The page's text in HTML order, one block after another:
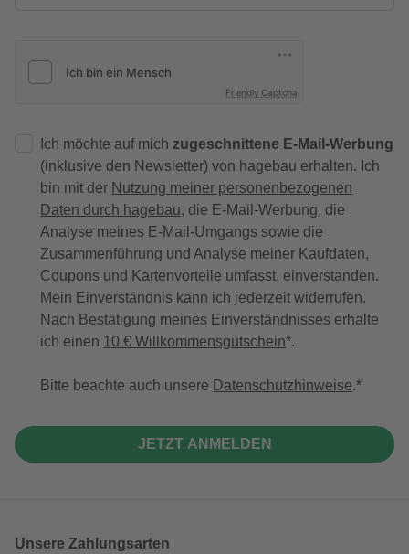
Friendly Captcha
Ich möchte auf mich zugeschnittene E-Mail-Werbung
(inklusive den Newsletter) von hagebau erhalten. Ich
bin mit der Nutzung meiner personenbezogenen
Daten durch hagebau, die E-Mail-Werbung, die
Analyse meines E-Mail-Umgangs sowie die
Zusammenführung und Analyse meiner Kaufdaten,
Coupons und Kartenvorteile umfasst, einverstanden.
Mein Einverständnis kann ich jederzeit widerrufen.
Nach Bestätigung meines Einverständnisses erhalte
ich einen 10 € Willkommensgutschein*.
Bitte beachte auch unsere Datenschutzhinweise.
JETZT ANMELDEN
Unsere Zahlungsarten